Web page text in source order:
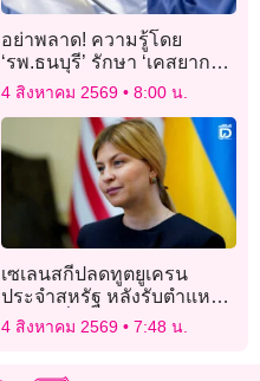
อย่าพลาด! ความรู้โดย
‘รพ.ธนบุรี’ รักษา ‘เคสยาก
โรคกระดูกสันหลัง’
4 สิงหาคม 2569 8:00 น.
เซเลนสกีปลดทูตยูเครน
ประจำสหรัฐ หลังรับตำแหน่ง
ไม่ถึงหนึ่งปี
4 สิงหาคม 2569 7:48 น.